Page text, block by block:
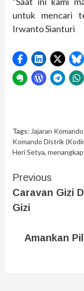
untuk mencari
Irwanto Sianturi
Tags: Jajaran
Komando Distrik
Heri Setya,
Previous
Caravan Gizi
Gizi
Amankan